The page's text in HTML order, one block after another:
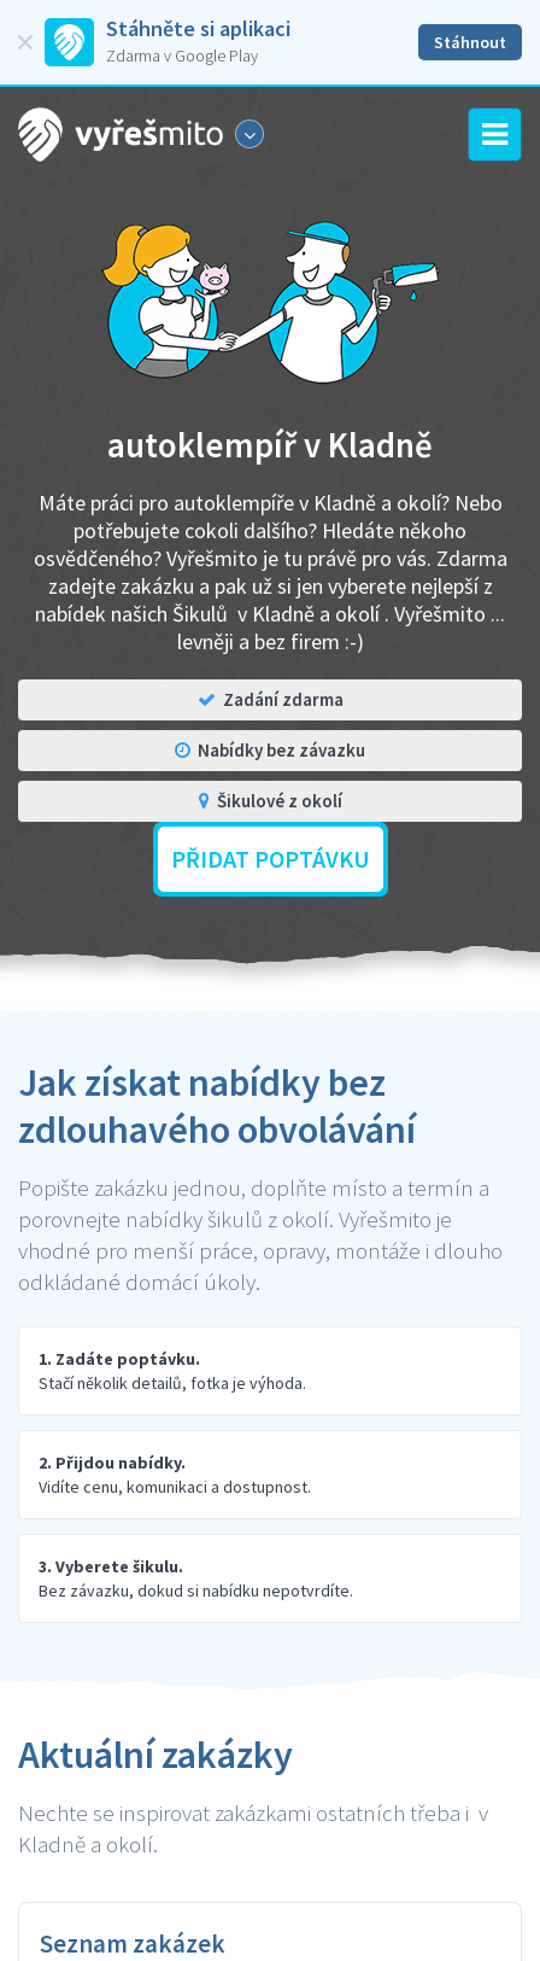
Stáhněte si aplikaci
Zdarma v Google Play
Stáhnout
autoklempíř v Kladně
Máte práci pro autoklempíře v Kladně a okolí? Nebo
potřebujete cokoli dalšího? Hledáte někoho
osvědčeného? Vyřešmito je tu právě pro vás. Zdarma
zadejte zakázku a pak už si jen vyberete nejlepší z
nabídek našich Šikulů v Kladně a okolí . Vyřešmito ...
levněji a bez firem :-)
Zadání zdarma
Nabídky bez závazku
Šikulové z okolí
PŘIDAT POPTÁVKU
Jak získat nabídky bez
zdlouhavého obvolávání
Popište zakázku jednou, doplňte místo a termín a
porovnejte nabídky šikulů z okolí. Vyřešmito je
vhodné pro menší práce, opravy, montáže i dlouho
odkládané domácí úkoly.
1. Zadáte poptávku.
Stačí několik detailů, fotka je výhoda.
2. Přijdou nabídky.
Vidíte cenu, komunikaci a dostupnost.
3. Vyberete šikulu.
Bez závazku, dokud si nabídku nepotvrdíte.
Aktuální zakázky
Nechte se inspirovat zakázkami ostatních třeba i v
Kladně a okolí.
Seznam zakázek